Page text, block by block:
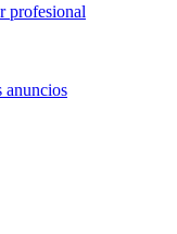
profesional
anuncios